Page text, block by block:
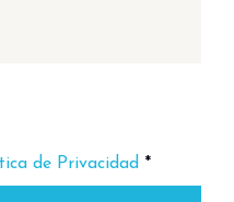
de Privacidad *